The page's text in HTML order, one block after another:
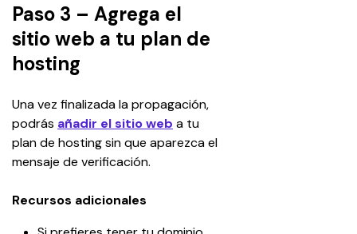
Paso 3 – Agrega el
sitio web a tu plan de
hosting
Una vez finalizada la propagación,
podrás añadir el sitio web a tu
plan de hosting sin que aparezca el
mensaje de verificación.
Recursos adicionales